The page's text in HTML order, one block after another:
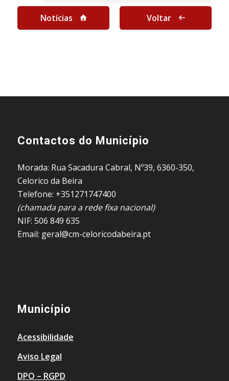
Notícias Voltar
Contactos do Município
Morada: Rua Sacadura Cabral, Nº39, 6360-350,
Celorico da Beira
Telefone: +351271747400
(chamada para a rede fixa nacional)
NIF: 506 849 635
Email: geral@cm-celoricodabeira.pt
Município
Acessibilidade
Aviso Legal
DPO – RGPD